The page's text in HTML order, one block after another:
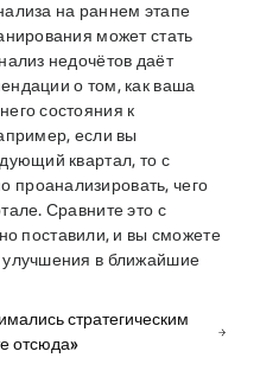
на раннем этапе
может стать
недочётов даёт
о том, как ваша
состояния к
если вы
квартал, то с
чего
Сравните это с
поставили, и вы сможете
в ближайшие
стратегическим
отсюда»